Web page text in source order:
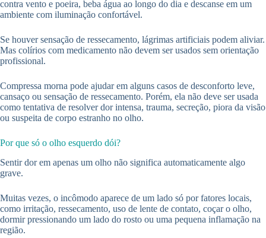
contra vento e poeira, beba água ao longo do dia e descanse em um
ambiente com iluminação confortável.
Se houver sensação de ressecamento, lágrimas artificiais podem aliviar.
Mas colírios com medicamento não devem ser usados sem orientação
profissional.
Compressa morna pode ajudar em alguns casos de desconforto leve,
cansaço ou sensação de ressecamento. Porém, ela não deve ser usada
como tentativa de resolver dor intensa, trauma, secreção, piora da visão
ou suspeita de corpo estranho no olho.
Por que só o olho esquerdo dói?
Sentir dor em apenas um olho não significa automaticamente algo
grave.
Muitas vezes, o incômodo aparece de um lado só por fatores locais,
como irritação, ressecamento, uso de lente de contato, coçar o olho,
dormir pressionando um lado do rosto ou uma pequena inflamação na
região.